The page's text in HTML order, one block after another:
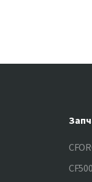
CF500